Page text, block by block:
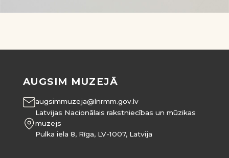
AUGSIM MUZEJĀ
augsimmuzeja@lnrmm.gov.lv
Latvijas Nacionālais rakstniecības un mūzikas
muzejs
Pulka iela 8, Rīga, LV-1007, Latvija